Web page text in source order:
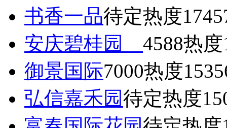
书香一品待定热度
安庆碧桂园 4588热度
御景国际7000热度
弘信嘉禾园待定热度